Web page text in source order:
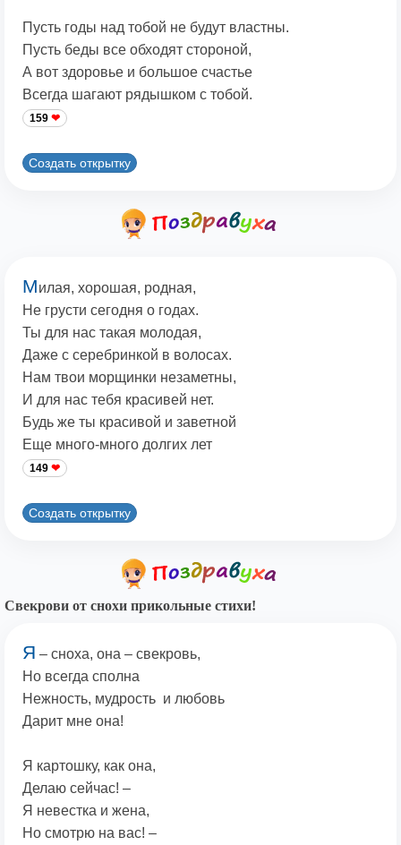
Пусть годы над тобой не будут властны.
Пусть беды все обходят стороной,
А вот здоровье и большое счастье
Всегда шагают рядышком с тобой.
159
Создать открытку
Милая, хорошая, родная,
Не грусти сегодня о годах.
Ты для нас такая молодая,
Даже с серебринкой в волосах.
Нам твои морщинки незаметны,
И для нас тебя красивей нет.
Будь же ты красивой и заветной
Еще много-много долгих лет
149
Создать открытку
Свекрови от снохи прикольные стихи!
Я – сноха, она – свекровь,
Но всегда сполна
Нежность, мудрость и любовь
Дарит мне она!
Я картошку, как она,
Делаю сейчас! –
Я невестка и жена,
Но смотрю на вас! –